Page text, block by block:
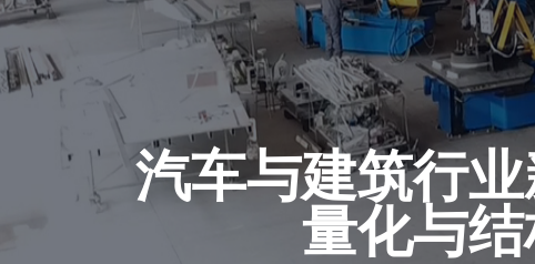
汽车与建筑行
量化与